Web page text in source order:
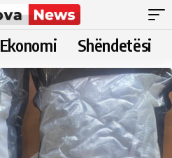
Ekonomi Shëndetësi